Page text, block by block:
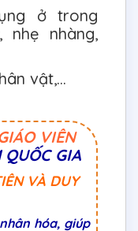
ở trong
nhẹ nhàng,
vật,...
VIÊN
GIA
VÀ DUY
hóa, giúp